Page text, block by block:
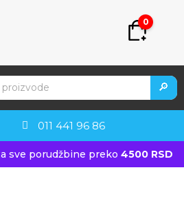
0
🔎
011 441 96 86
sve porudžbine preko 4500 RSD